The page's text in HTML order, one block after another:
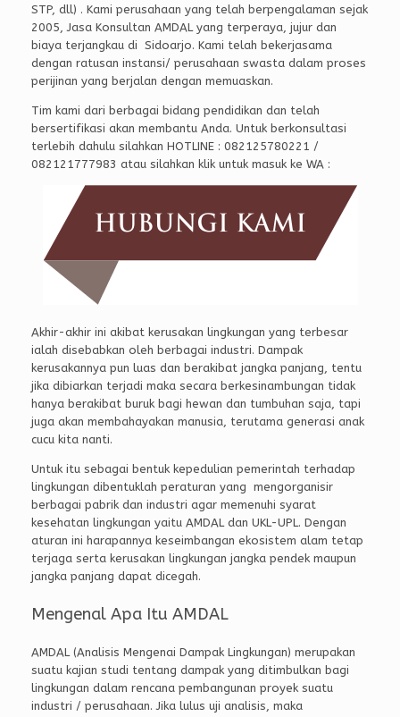
STP, dll) . Kami perusahaan yang telah berpengalaman sejak
2005, Jasa Konsultan AMDAL yang terperaya, jujur dan
biaya terjangkau di Sidoarjo. Kami telah bekerjasama
dengan ratusan instansi/ perusahaan swasta dalam proses
perijinan yang berjalan dengan memuaskan.
Tim kami dari berbagai bidang pendidikan dan telah
bersertifikasi akan membantu Anda. Untuk berkonsultasi
terlebih dahulu silahkan HOTLINE : 082125780221 /
082121777983 atau silahkan klik untuk masuk ke WA :
Akhir-akhir ini akibat kerusakan lingkungan yang terbesar
ialah disebabkan oleh berbagai industri. Dampak
kerusakannya pun luas dan berakibat jangka panjang, tentu
jika dibiarkan terjadi maka secara berkesinambungan tidak
hanya berakibat buruk bagi hewan dan tumbuhan saja, tapi
juga akan membahayakan manusia, terutama generasi anak
cucu kita nanti.
Untuk itu sebagai bentuk kepedulian pemerintah terhadap
lingkungan dibentuklah peraturan yang mengorganisir
berbagai pabrik dan industri agar memenuhi syarat
kesehatan lingkungan yaitu AMDAL dan UKL-UPL. Dengan
aturan ini harapannya keseimbangan ekosistem alam tetap
terjaga serta kerusakan lingkungan jangka pendek maupun
jangka panjang dapat dicegah.
Mengenal Apa Itu AMDAL
AMDAL (Analisis Mengenai Dampak Lingkungan) merupakan
suatu kajian studi tentang dampak yang ditimbulkan bagi
lingkungan dalam rencana pembangunan proyek suatu
industri / perusahaan. Jika lulus uji analisis, maka